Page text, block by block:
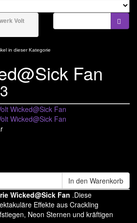
Volt
in dieser Kategorie
Fan
In den Warenkorb
Wicked@Sick Fan .Diese
Effekte aus Crackling
Neon Sternen und kräftigen